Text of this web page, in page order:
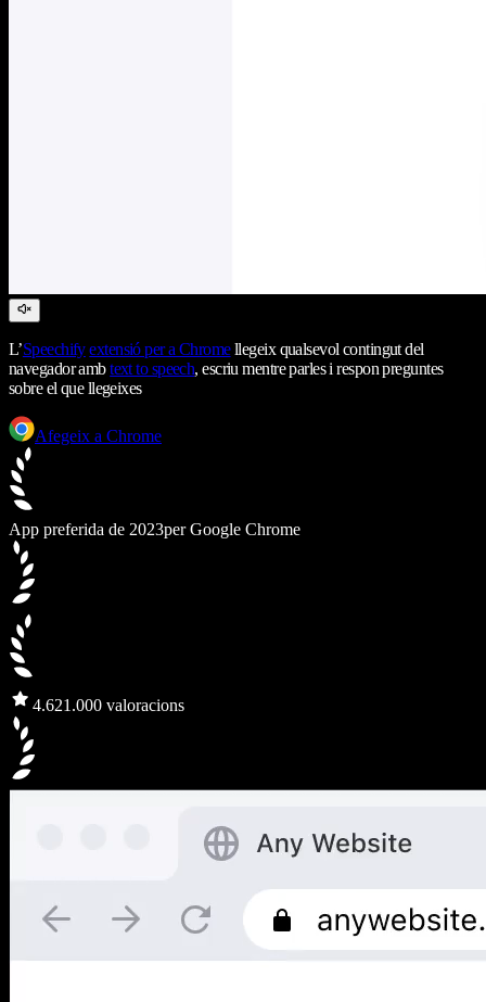
L’Speechify extensió per a Chromellegeix qualsevol contingut del
navegador ambtext to speech, escriu mentre parles i respon preguntes
sobre el que llegeixes
Afegeix a Chrome
App preferida de 2023per Google Chrome
4.621.000 valoracions